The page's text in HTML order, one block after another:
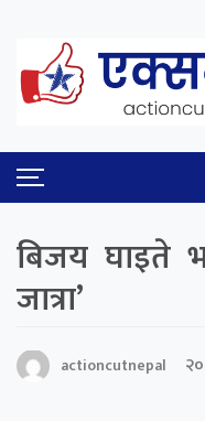
बिजय घाइते
जात्रा’
actioncutnepal